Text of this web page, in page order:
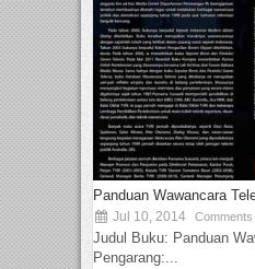
Panduan Wawancara
Jul 10, 2014
Judul Buku: Panduan
Pengarang:...